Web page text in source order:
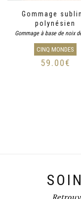
Gommage
polynésien
Gommage à base de noix
CINQ MONDES
59.00€